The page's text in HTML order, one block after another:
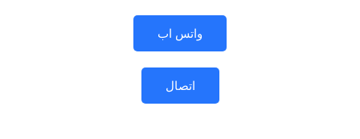
واتس اب
اتصال